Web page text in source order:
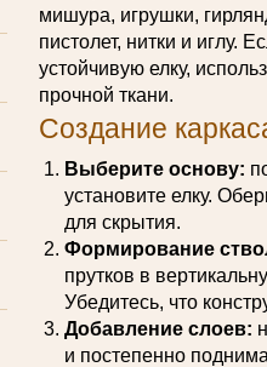
мишура, игрушки,
пистолет, нитки и иглу.
устойчивую елку,
прочной ткани.
Создание
Выберите основу:
установите елку.
для скрытия.
Формирование
прутков в
Убедитесь, что
Добавление слоев:
и постепенно